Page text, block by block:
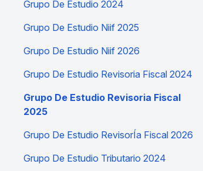
Grupo De Estudio 2024
Grupo De Estudio Niif 2025
Grupo De Estudio Niif 2026
Grupo De Estudio Revisoria Fiscal 2024
Grupo De Estudio Revisoria Fiscal
2025
Grupo De Estudio RevisorÍa Fiscal 2026
Grupo De Estudio Tributario 2024